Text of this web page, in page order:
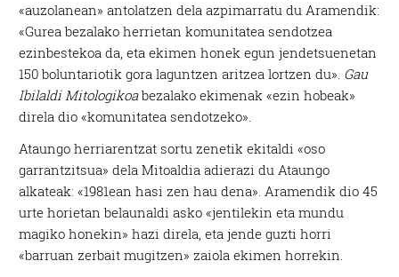
«auzolanean» antolatzen dela azpimarratu du Aramendik:
«Gurea bezalako herrietan komunitatea sendotzea
ezinbestekoa da, eta ekimen honek egun jendetsuenetan
150 boluntariotik gora laguntzen aritzea lortzen du». Gau
Ibilaldi Mitologikoabezalako ekimenak «ezin hobeak»
direla dio «komunitatea sendotzeko».
Ataungo herriarentzat sortu zenetik ekitaldi «oso
garrantzitsua» dela Mitoaldia adierazi du Ataungo
alkateak: «1981ean hasi zen hau dena». Aramendik dio 45
urte horietan belaunaldi asko «jentilekin eta mundu
magiko honekin» hazi direla, eta jende guzti horri
«barruan zerbait mugitzen» zaiola ekimen horrekin.